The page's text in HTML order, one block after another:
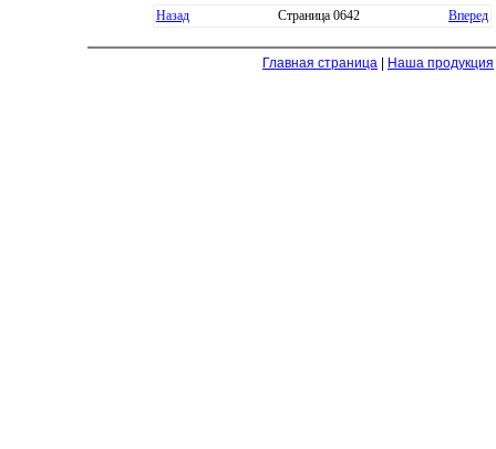
Назад Страница 0642 Вперед
Главная страница Наша продукция